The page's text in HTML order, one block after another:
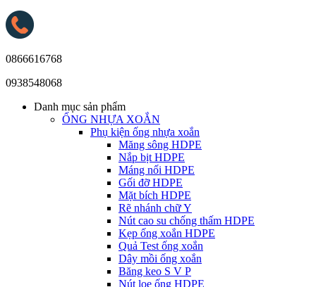
0866616768
0938548068
Danh mục sản phẩm
ỐNG NHỰA XOẮN
Phụ kiện ống nhựa xoắn
Măng sông HDPE
Nắp bịt HDPE
Máng nối HDPE
Gối đỡ HDPE
Mặt bích HDPE
Rẽ nhánh chữ Y
Nút cao su chống thấm HDPE
Kẹp ống xoắn HDPE
Quả Test ống xoắn
Dây mồi ống xoắn
Băng keo S V P
Nút loe ống HDPE